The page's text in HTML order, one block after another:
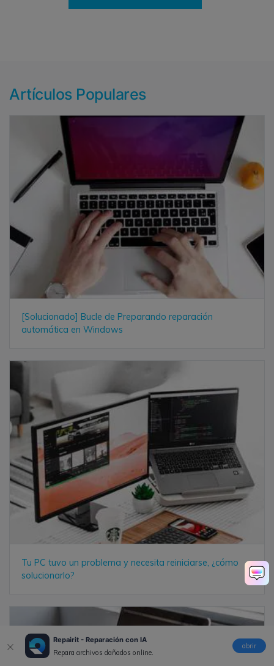
Repairit - Reparación con IA
Repara archivos dañados online.
abrir
Artículos Populares
[Solucionado] Bucle de Preparando reparación
automática en Windows
Tu PC tuvo un problema y necesita reiniciarse, ¿cómo
solucionarlo?